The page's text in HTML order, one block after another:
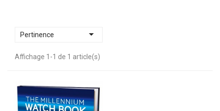
Pertinence 
Affichage 1-1 de 1 article(s)